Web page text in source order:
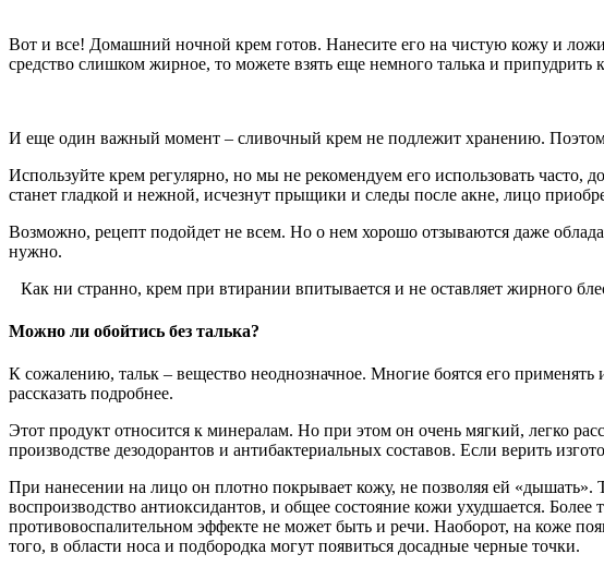
Вот и все! Домашний ночной крем готов. Нанесите его на чистую кожу и
средство слишком жирное, то можете взять еще немного талька и припудрить
И еще один важный момент – сливочный крем не подлежит хранению.
Используйте крем регулярно, но мы не рекомендуем его использовать
станет гладкой и нежной, исчезнут прыщики и следы после акне, лицо
Возможно, рецепт подойдет не всем. Но о нем хорошо отзываются даже
нужно.
Как ни странно, крем при втирании впитывается и не оставляет жирного
Можно ли обойтись без талька?
К сожалению, тальк – вещество неоднозначное. Многие боятся его
рассказать подробнее.
Этот продукт относится к минералам. Но при этом он очень мягкий, легко
производстве дезодорантов и антибактериальных составов. Если верить
При нанесении на лицо он плотно покрывает кожу, не позволяя ей
воспроизводство антиоксидантов, и общее состояние кожи ухудшается.
противовоспалительном эффекте не может быть и речи. Наоборот, на коже
того, в области носа и подбородка могут появиться досадные черные точки.